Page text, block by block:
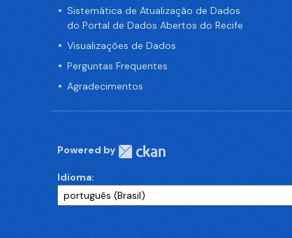
Sistemática de Atualização de Dados
do Portal de Dados Abertos do Recife
Visualizações de Dados
Perguntas Frequentes
Agradecimentos
Powered by
Idioma